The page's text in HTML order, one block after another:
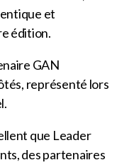
et
édition.
GAN
représenté lors
que Leader
des partenaires